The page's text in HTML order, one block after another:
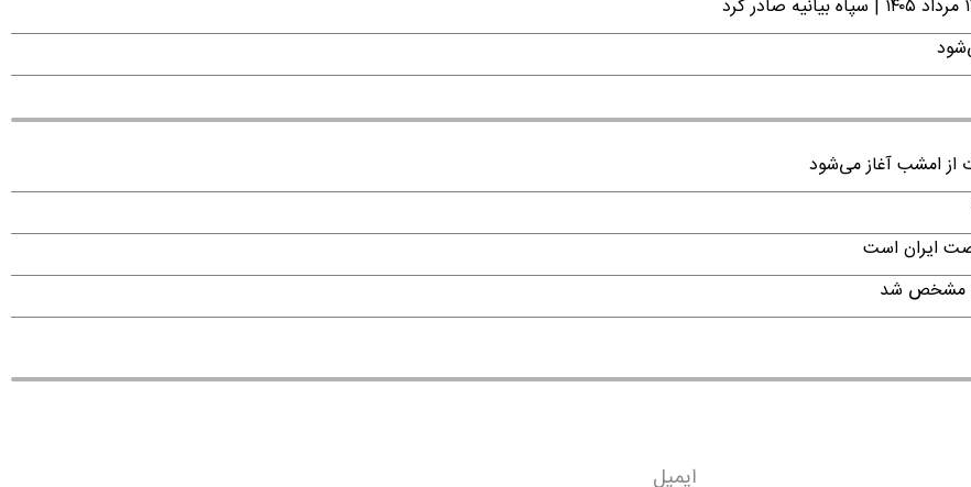
از امشب آغاز می‌شود
ایران است
مشخص شد
ایمیل